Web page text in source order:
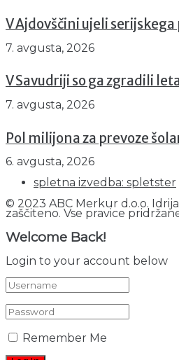
V Ajdovščini ujeli serijskega
7. avgusta, 2026
V Savudriji so ga zgradili
7. avgusta, 2026
Pol milijona za prevoze
6. avgusta, 2026
spletna izvedba: spletster
© 2023 ABC Merkur d.o.o.
zaščiteno. Vse pravice
Welcome Back!
Login to your account below
Remember Me